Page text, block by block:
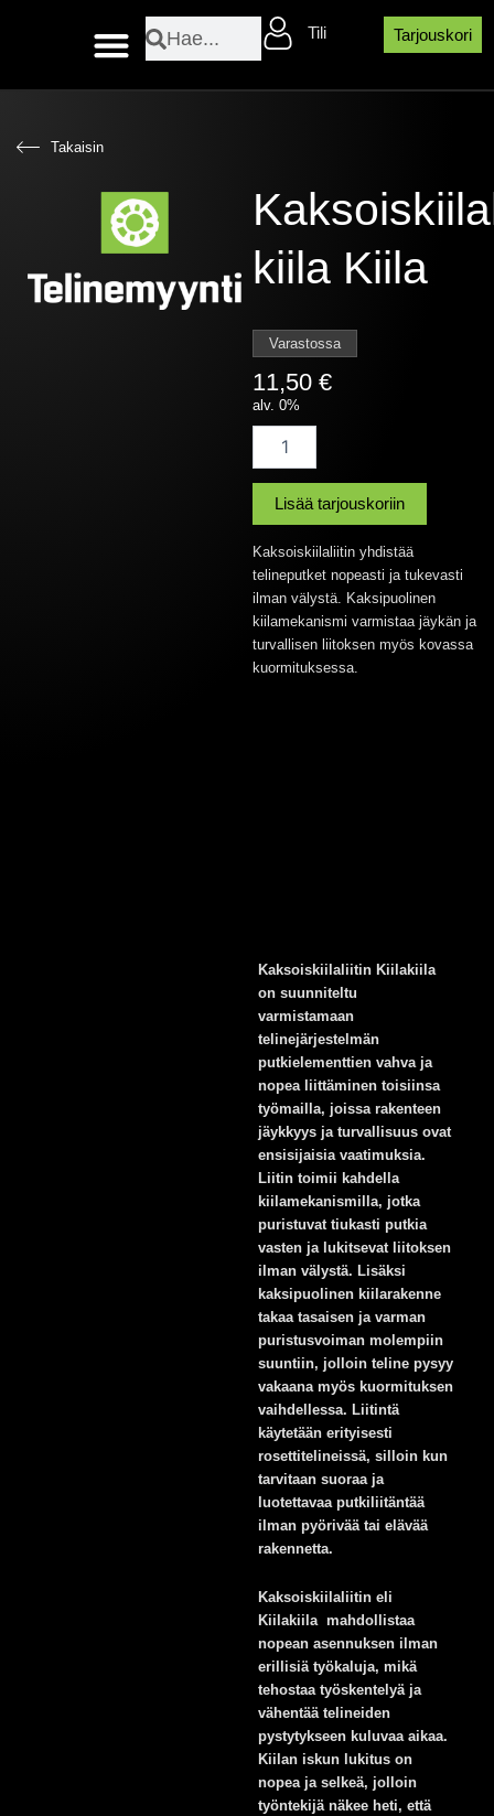
SearchSearch Tili Tarjouskori
Takaisin
kiila Kiila
Varastossa
11,50€
alv. 0%
Kiila
määräLisää tarjouskoriin
Kaksoiskiilaliitin yhdistää
telineputket nopeasti ja tukevasti
ilman välystä. Kaksipuolinen
kiilamekanismi varmistaa jäykän ja
turvallisen liitoksen myös kovassa
kuormituksessa.
Kaksoiskiilaliitin Kiilakiila
on suunniteltu
varmistamaan
telinejärjestelmän
putkielementtien vahva ja
nopea liittäminen toisiinsa
työmailla, joissa rakenteen
jäykkyys ja turvallisuus ovat
ensisijaisia vaatimuksia.
Liitin toimii kahdella
kiilamekanismilla, jotka
puristuvat tiukasti putkia
vasten ja lukitsevat liitoksen
ilman välystä. Lisäksi
kaksipuolinen kiilarakenne
takaa tasaisen ja varman
puristusvoiman molempiin
suuntiin, jolloin teline pysyy
vakaana myös kuormituksen
vaihdellessa. Liitintä
käytetään erityisesti
rosettitelineissä, silloin kun
tarvitaan suoraa ja
luotettavaa putkiliitäntää
ilman pyörivää tai elävää
rakennetta.
Kaksoiskiilaliitin eli
Kiilakiila mahdollistaa
nopean asennuksen ilman
erillisiä työkaluja, mikä
tehostaa työskentelyä ja
vähentää telineiden
pystytykseen kuluvaa aikaa.
Kiilan iskun lukitus on
nopea ja selkeä, jolloin
työntekijä näkee heti, että